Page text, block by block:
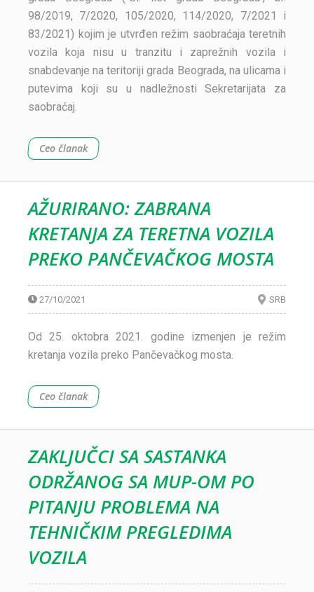
98/2019, 7/2020, 105/2020, 114/2020, 7/2021 i
83/2021) kojim je utvrđen režim saobraćaja teretnih
vozila koja nisu u tranzitu i zaprežnih vozila i
snabdevanje na teritoriji grada Beograda, na ulicama i
putevima koji su u nadležnosti Sekretarijata za
saobraćaj.
Ceo članak
AŽURIRANO: ZABRANA
KRETANJA ZA TERETNA VOZILA
PREKO PANČEVAČKOG MOSTA
27/10/2021 SRB
Od 25. oktobra 2021. godine izmenjen je režim
kretanja vozila preko Pančevačkog mosta.
Ceo članak
ZAKLJUČCI SA SASTANKA
ODRŽANOG SA MUP-OM PO
PITANJU PROBLEMA NA
TEHNIČKIM PREGLEDIMA
VOZILA